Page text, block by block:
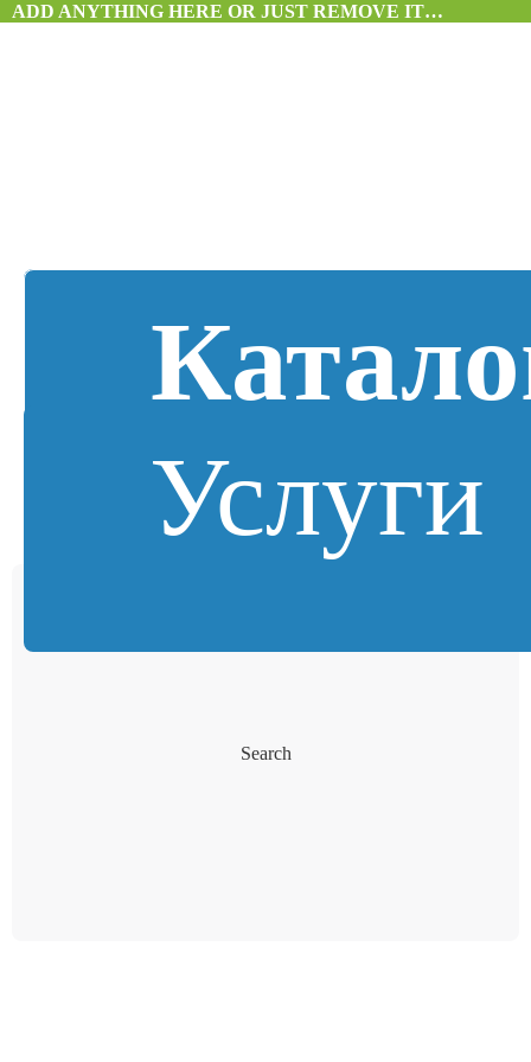
ADD ANYTHING HERE OR JUST REMOVE IT…
Услуги
Search